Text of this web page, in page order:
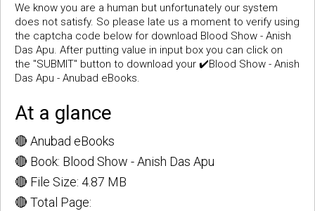
We know you are a human but unfortunately our system
does not satisfy. So please late us a moment to verify using
the captcha code below for download Blood Show - Anish
Das Apu. After putting value in input box you can click on
the "SUBMIT" button to download your ✔️Blood Show - Anish
Das Apu - Anubad eBooks.
At a glance
🔴 Anubad eBooks
🔴 Book: Blood Show - Anish Das Apu
🔴 File Size: 4.87 MB
🔴 Total Page: